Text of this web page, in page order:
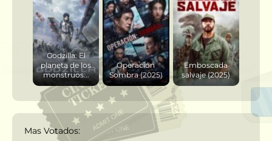
Godzilla: El
planeta de los
monstruos...
Operación
Sombra (2025)
Emboscada
salvaje (2025)
Mas Votados: